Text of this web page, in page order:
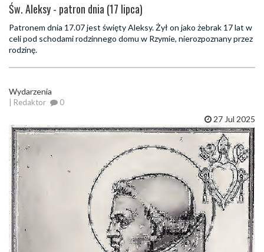
Św. Aleksy - patron dnia (17 lipca)
Patronem dnia 17.07 jest święty Aleksy. Żył on jako żebrak 17 lat w
celi pod schodami rodzinnego domu w Rzymie, nierozpoznany przez
rodzinę.
Wydarzenia
| Redaktor 0
27 Jul 2025